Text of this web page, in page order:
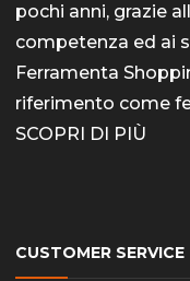
pochi anni, grazie
competenza ed ai
Ferramenta
riferimento come
SCOPRI DI PIÙ
CUSTOMER SERVICE